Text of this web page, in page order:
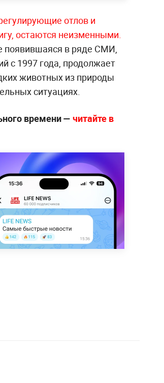
отлов и
остаются неизменными.
в ряде СМИ,
с 1997 года, продолжает
животных из природы
ситуациях.
времени — читайте в